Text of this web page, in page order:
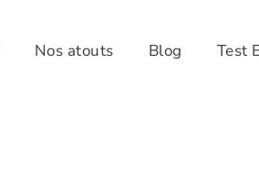
Nos atouts Blog
Test